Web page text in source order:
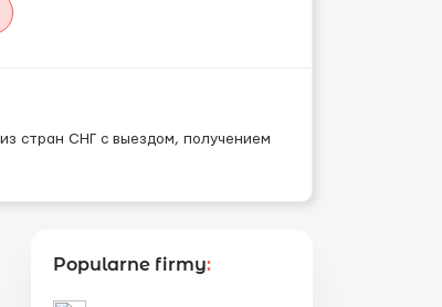
стран СНГ с выездом, получением
Popularne firmy: